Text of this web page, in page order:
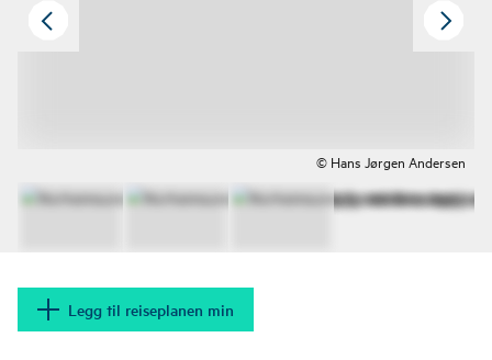
© Hans Jørgen Andersen
Legg til reiseplanen min